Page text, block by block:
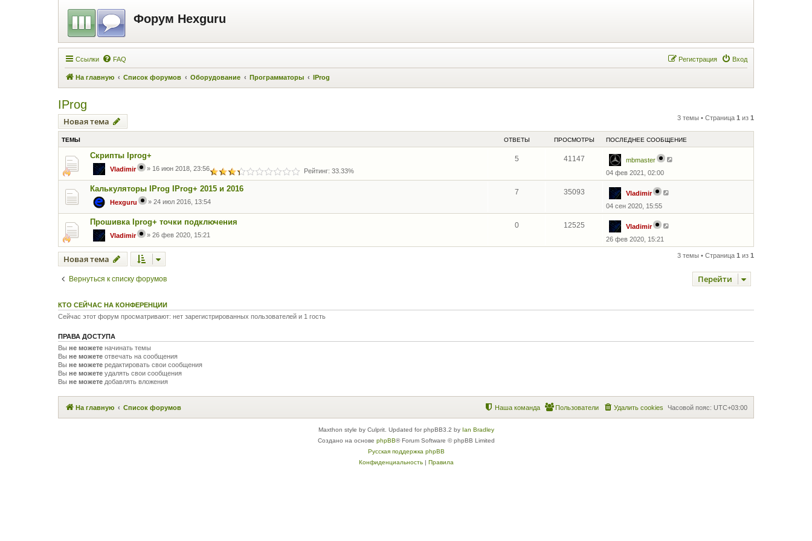
Форум Hexguru
Ссылки FAQ Вход
Регистрация
На главную Список форумов Оборудование Программаторы IProg
IProg
Новая тема 3 темы • Страница 1 из 1
ТЕМЫ ОТВЕТЫ ПРОСМОТРЫ ПОСЛЕДНЕЕ СООБЩЕНИЕ
Скрипты Iprog+
Vladimir » 16 июн 2018, 23:56 Рейтинг: 33.33%
5 41147
mbmaster
04 фев 2021, 02:00
Калькуляторы IProg IProg+ 2015 и 2016
Hexguru » 24 июл 2016, 13:54
7 35093
Vladimir
04 сен 2020, 15:55
Прошивка Iprog+ точки подключения
Vladimir » 26 фев 2020, 15:21
0 12525
Vladimir
26 фев 2020, 15:21
Новая тема 3 темы • Страница 1 из 1
Вернуться к списку форумов Перейти
КТО СЕЙЧАС НА КОНФЕРЕНЦИИ
Сейчас этот форум просматривают: нет зарегистрированных пользователей и 1 гость
ПРАВА ДОСТУПА
Вы не можете начинать темы
Вы не можете отвечать на сообщения
Вы не можете редактировать свои сообщения
Вы не можете удалять свои сообщения
Вы не можете добавлять вложения
На главную Список форумов Часовой пояс: UTC+03:00
Удалить cookies
Пользователи
Наша команда
Maxthon style by Culprit. Updated for phpBB3.2 by Ian Bradley
Создано на основе phpBB® Forum Software © phpBB Limited
Русская поддержка phpBB
Конфиденциальность| Правила